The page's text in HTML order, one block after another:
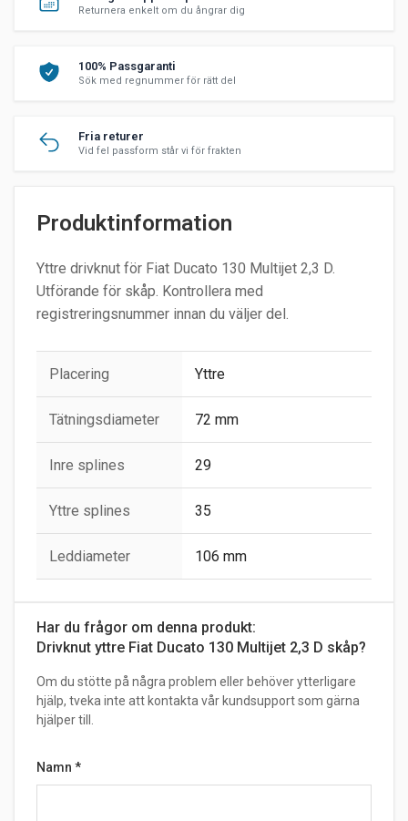
Returnera enkelt om du ångrar dig
100% Passgaranti
Sök med regnummer för rätt del
Fria returer
Vid fel passform står vi för frakten
Produktinformation
Yttre drivknut för Fiat Ducato 130 Multijet 2,3 D.
Utförande för skåp. Kontrollera med
registreringsnummer innan du väljer del.
Placering Yttre
Tätningsdiameter 72 mm
Inre splines 29
Yttre splines 35
Leddiameter 106 mm
Har du frågor om denna produkt:
Drivknut yttre Fiat Ducato 130 Multijet 2,3 D skåp?
Om du stötte på några problem eller behöver ytterligare
hjälp, tveka inte att kontakta vår kundsupport som gärna
hjälper till.
Namn *